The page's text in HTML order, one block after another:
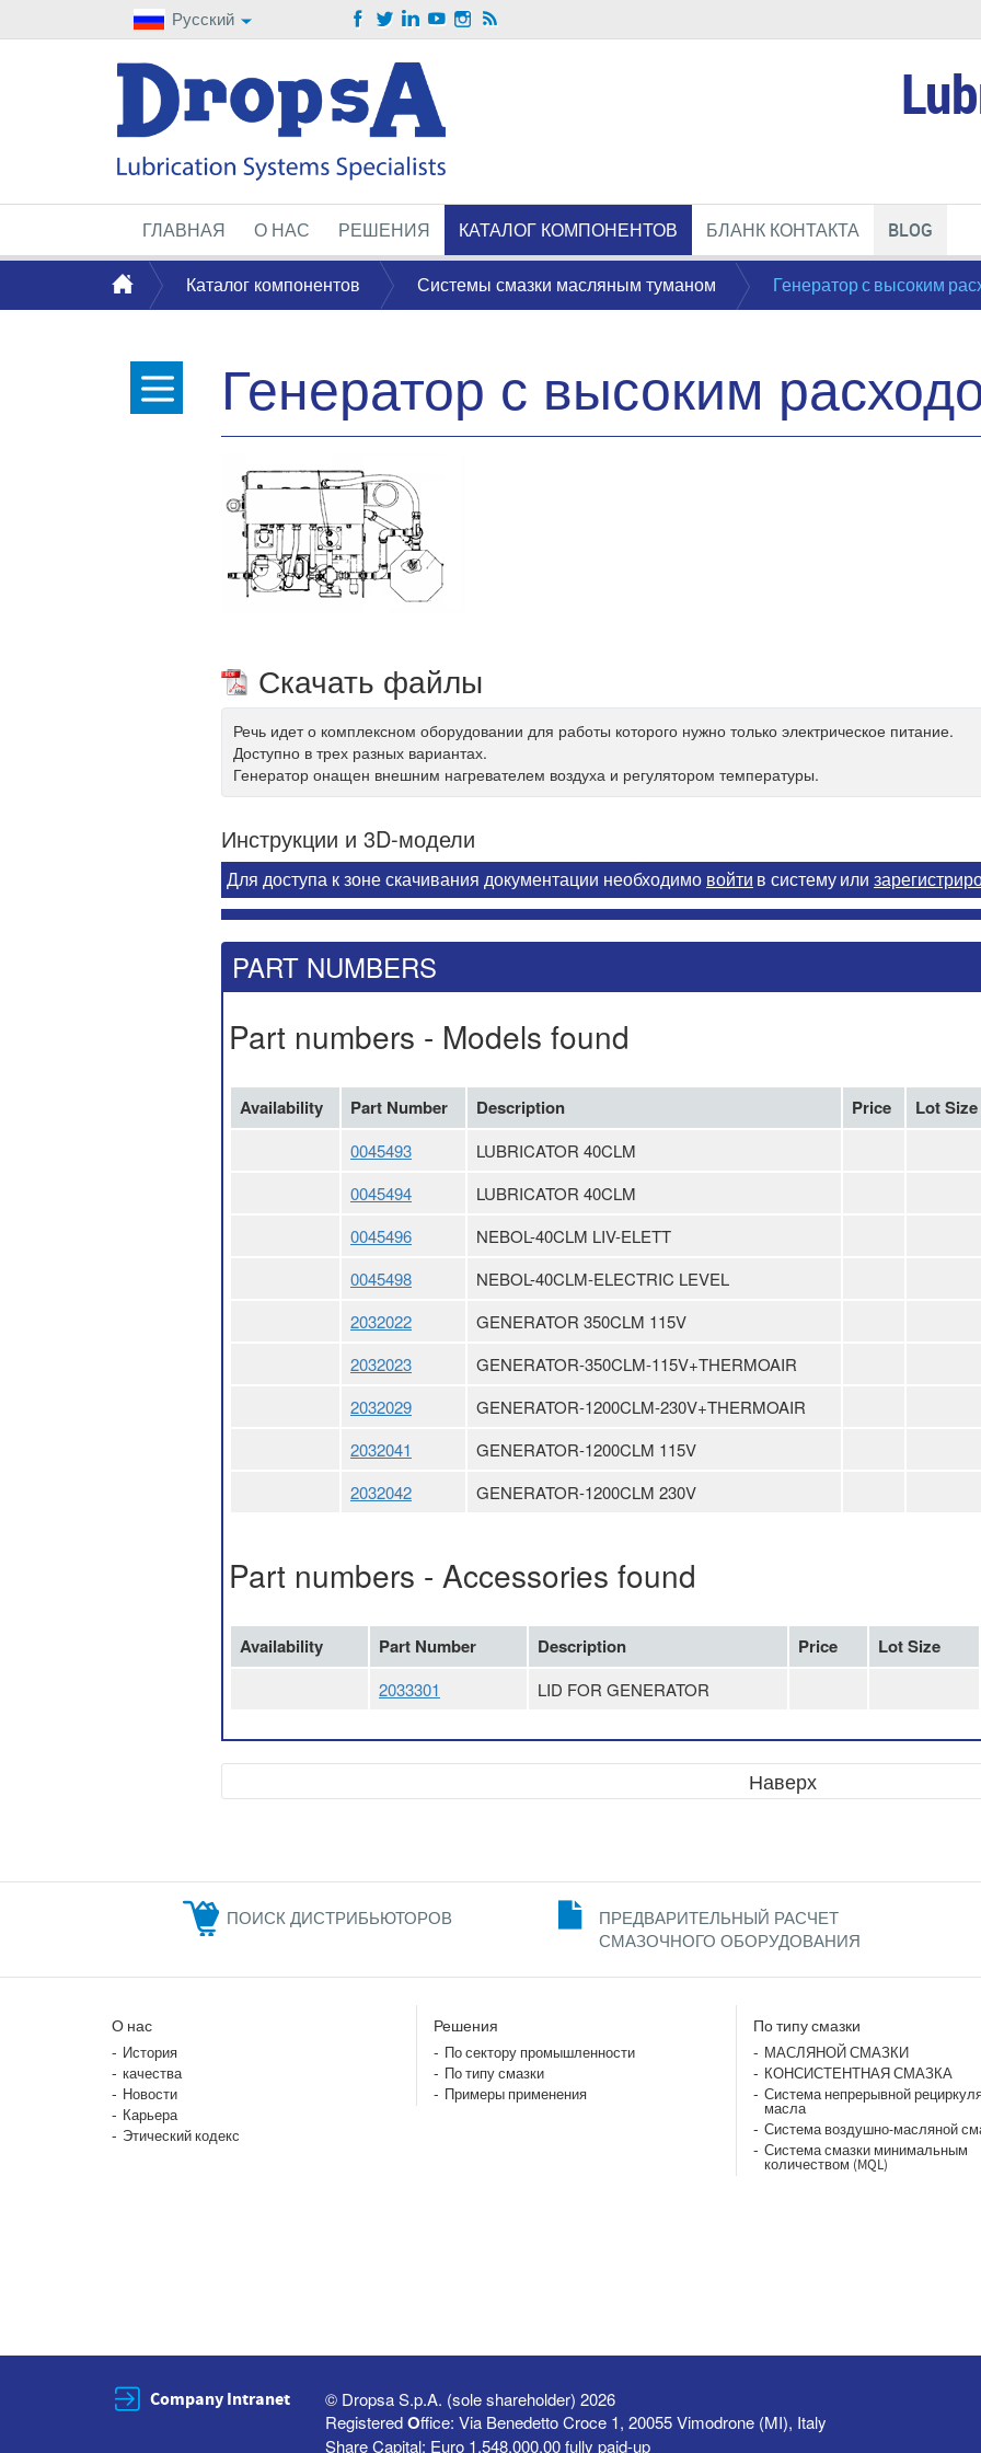
Русский
ГЛАВНАЯ О НАС РЕШЕНИЯ КАТАЛОГ КОМПОНЕНТОВ БЛАНК КОНТАКТА BLOG
Каталог компонентов Системы смазки масляным туманом Генератор с высоким
Генератор с высоким
Скачать файлы
Речь идет о комплексном оборудовании для работы которого нужно только электрическое питание.
Доступно в трех разных вариантах.
Генератор онащен внешним нагревателем воздуха и регулятором температуры.
Инструкции и 3D-модели
Для доступа к зоне скачивания документации необходимо войти в системуили
PART NUMBERS
Part numbers - Models found
Availability Part Number Description Price Lot Size
0045493
LUBRICATOR 40CLM
0045494
LUBRICATOR 40CLM
0045496
NEBOL-40CLM LIV-ELETT
0045498
NEBOL-40CLM-ELECTRIC LEVEL
2032022
GENERATOR 350CLM 115V
2032023
GENERATOR-350CLM-115V+THERMOAIR
2032029
GENERATOR-1200CLM-230V+THERMOAIR
2032041
GENERATOR-1200CLM 115V
2032042
GENERATOR-1200CLM 230V
Part numbers - Accessories found
Availability Part Number Description Price Lot Size
2033301 LID FOR GENERATOR
Наверх
ПОИСК ДИСТРИБЬЮТОРОВ
ПРЕДВАРИТЕЛЬНЫЙ РАСЧЕТ
СМАЗОЧНОГО ОБОРУДОВАНИЯ
О нас
История
качества
Новости
Карьера
Этический кодекс
Решения
По сектору промышленности
По типу смазки
Примеры применения
По типу смазки
МАСЛЯНОЙ СМАЗКИ
КОНСИСТЕНТНАЯ СМАЗКА
Система непрерывной
масла
Система воздушно-масляной
Система смазки минимальным
количеством (MQL)
Company Intranet
© Dropsa S.p.A. (sole shareholder) 2026
RegisteredOffice: Via Benedetto Croce 1, 20055 Vimodrone (MI), Italy
Share Capital: Euro 1,548,000.00 fully paid-up